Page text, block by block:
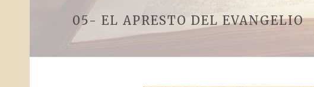
05- EL APRESTO DEL EVANGELIO